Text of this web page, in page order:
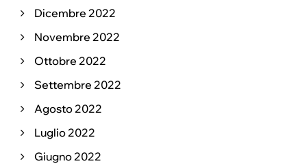
Dicembre 2022
Novembre 2022
Ottobre 2022
Settembre 2022
Agosto 2022
Luglio 2022
Giugno 2022